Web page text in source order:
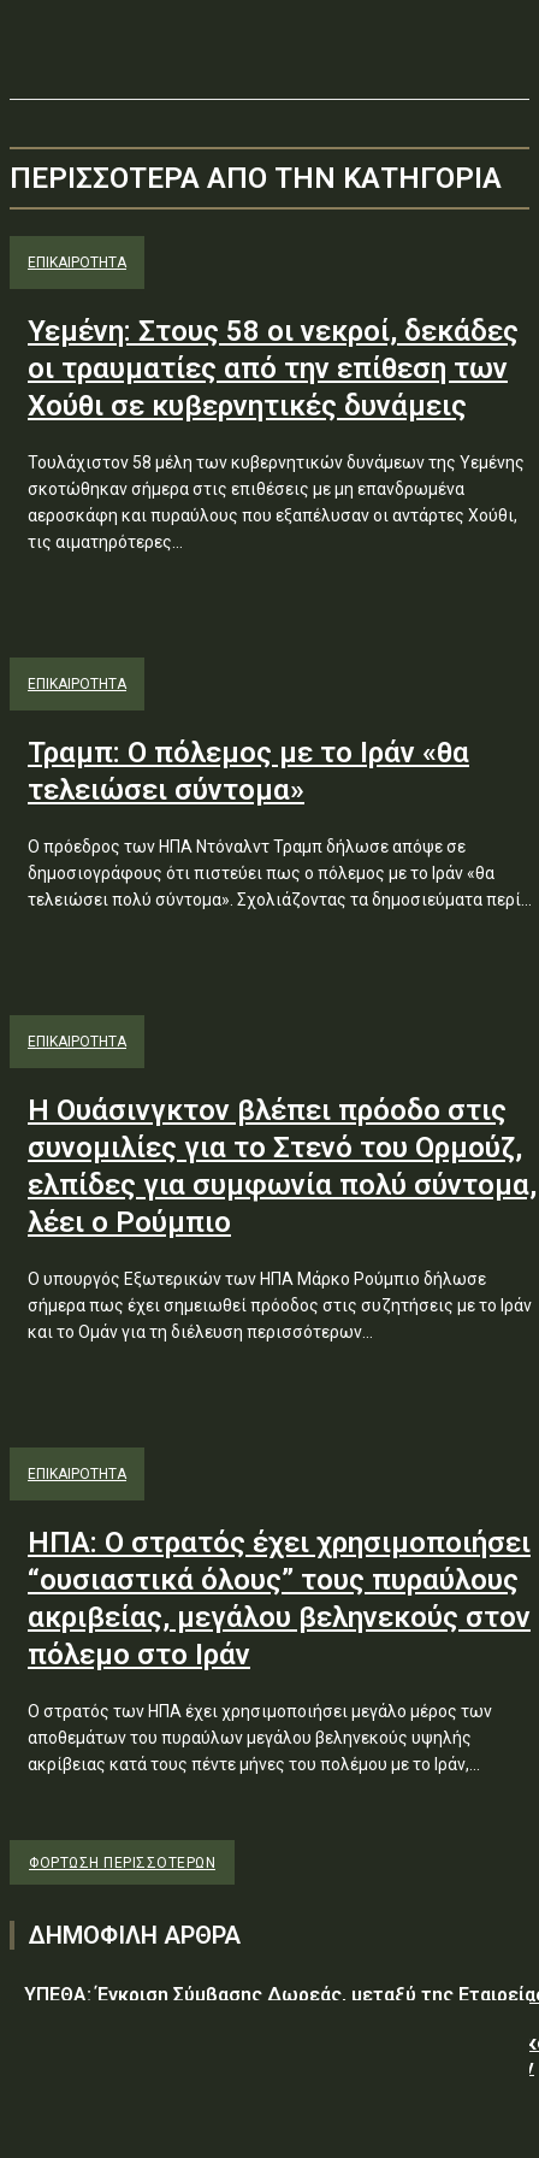
ΠΕΡΙΣΣΟΤΕΡΑ ΑΠΟ ΤΗΝ ΚΑΤΗΓΟΡΙΑ
ΕΠΙΚΑΙΡΟΤΗΤΑ
Υεμένη: Στους 58 οι νεκροί, δεκάδες
οι τραυματίες από την επίθεση των
Χούθι σε κυβερνητικές δυνάμεις
Τουλάχιστον 58 μέλη των κυβερνητικών δυνάμεων της Υεμένης
σκοτώθηκαν σήμερα στις επιθέσεις με μη επανδρωμένα
αεροσκάφη και πυραύλους που εξαπέλυσαν οι αντάρτες Χούθι,
τις αιματηρότερες...
ΕΠΙΚΑΙΡΟΤΗΤΑ
Τραμπ: Ο πόλεμος με το Ιράν «θα
τελειώσει σύντομα»
Ο πρόεδρος των ΗΠΑ Ντόναλντ Τραμπ δήλωσε απόψε σε
δημοσιογράφους ότι πιστεύει πως ο πόλεμος με το Ιράν «θα
τελειώσει πολύ σύντομα». Σχολιάζοντας τα δημοσιεύματα περί...
ΕΠΙΚΑΙΡΟΤΗΤΑ
Η Ουάσινγκτον βλέπει πρόοδο στις
συνομιλίες για το Στενό του Ορμούζ,
ελπίδες για συμφωνία πολύ σύντομα,
λέει ο Ρούμπιο
Ο υπουργός Εξωτερικών των ΗΠΑ Μάρκο Ρούμπιο δήλωσε
σήμερα πως έχει σημειωθεί πρόοδος στις συζητήσεις με το Ιράν
και το Ομάν για τη διέλευση περισσότερων...
ΕΠΙΚΑΙΡΟΤΗΤΑ
ΗΠΑ: Ο στρατός έχει χρησιμοποιήσει
“ουσιαστικά όλους” τους πυραύλους
ακριβείας, μεγάλου βεληνεκούς στον
πόλεμο στο Ιράν
Ο στρατός των ΗΠΑ έχει χρησιμοποιήσει μεγάλο μέρος των
αποθεμάτων του πυραύλων μεγάλου βεληνεκούς υψηλής
ακρίβειας κατά τους πέντε μήνες του πολέμου με το Ιράν,...
ΦΌΡΤΩΣΗ ΠΕΡΙΣΣΟΤΈΡΩΝ
ΔΗΜΟΦΙΛΗ ΑΡΘΡΑ
ΥΠΕΘΑ: Έγκριση Σύμβασης Δωρεάς, μεταξύ της
Ελληνικού Δημοσίου – Υπουργείο-Εθνικής Άμυνας-
Επιτελείο Αεροπορίας-Σχολή Μονίμων Υπαξιωματικών